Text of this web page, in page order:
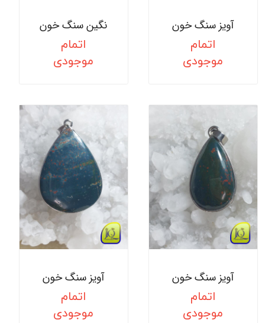
آویز سنگ خون
اتمام
موجودی
نگین سنگ خون
اتمام
موجودی
آویز سنگ خون
اتمام
موجودی
آویز سنگ خون
اتمام
موجودی